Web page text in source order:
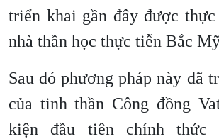
triển khai gần đây được
nhà thần học thực tiễn Bắc
Sau đó phương pháp này đã
của tinh thần Công đồng
kiện đầu tiên chính thức